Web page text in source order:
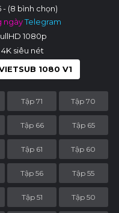
- (8 bình chọn)
ngàyTelegram
1080p
siêu nét
1080 V1
Tập 71 Tập 70
Tập 66 Tập 65
Tập 61 Tập 60
Tập 56 Tập 55
Tập 51 Tập 50